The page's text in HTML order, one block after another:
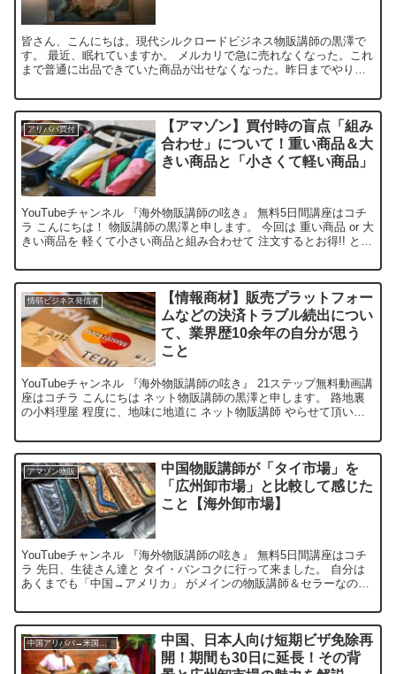
皆さん、こんにちは。現代シルクロードビジネス物販講師の黒澤で
す。 最近、眠れていますか。 メルカリで急に売れなくなった。これ
まで普通に出品できていた商品が出せなくなった。昨日までやり取
アリババ買付
【アマゾン】買付時の盲点「組み
合わせ」について！重い商品＆大
きい商品と「小さくて軽い商品」
YouTubeチャンネル 『海外物販講師の呟き』 無料5日間講座はコチ
ラ こんにちは！ 物販講師の黒澤と申します。 今回は 重い商品 or 大
きい商品を 軽くて小さい商品と組み合わせて 注文するとお得!! とい
情弱ビジネス発信者
【情報商材】販売プラットフォー
ムなどの決済トラブル続出につい
て、業界歴10余年の自分が思う
こと
YouTubeチャンネル 『海外物販講師の呟き』 21ステップ無料動画講
座はコチラ こんにちは ネット物販講師の黒澤と申します。 路地裏
の小料理屋 程度に、地味に地道に ネット物販講師 やらせて頂いて
アマゾン物販
中国物販講師が「タイ市場」を
「広州卸市場」と比較して感じた
こと【海外卸市場】
YouTubeチャンネル 『海外物販講師の呟き』 無料5日間講座はコチ
ラ 先日、生徒さん達と タイ・バンコクに行って来ました。 自分は
あくまでも「中国→アメリカ」 がメインの物販講師＆セラーなので
中国、日本人向け短期ビザ免除再
開！期間も30日に延長！その背